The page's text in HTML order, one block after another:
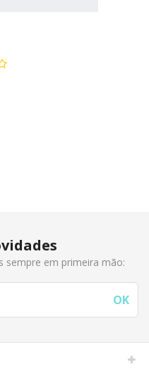
sempre em primeira mão: